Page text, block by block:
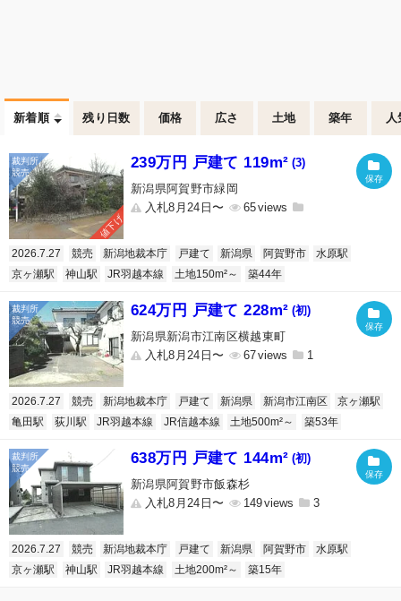
新着順 残り日数 価格 広さ 土地 築年 人
値下げ
239万円 戸建て 119m² (3)
新潟県阿賀野市緑岡
入札8月24日〜
65
2026.7.27 競売 新潟地裁本庁 戸建て 新潟県 阿賀野市
水原駅
京ヶ瀬駅
神山駅 JR羽越本線 土地150m²～ 築44年
624万円 戸建て 228m² (初)
新潟県新潟市江南区横越東町
入札8月24日〜
67 1
2026.7.27 競売 新潟地裁本庁 戸建て 新潟県 新潟市江南区
京ヶ瀬駅
亀田駅
荻川駅 JR羽越本線 JR信越本線 土地500m²～ 築53年
638万円 戸建て 144m² (初)
新潟県阿賀野市飯森杉
入札8月24日〜
149 3
2026.7.27 競売 新潟地裁本庁 戸建て 新潟県 阿賀野市
水原駅
京ヶ瀬駅
神山駅 JR羽越本線 土地200m²～ 築15年